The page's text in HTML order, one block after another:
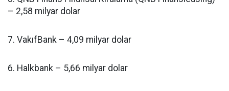
– 2,58 milyar dolar
7. VakıfBank – 4,09 milyar dolar
6. Halkbank – 5,66 milyar dolar